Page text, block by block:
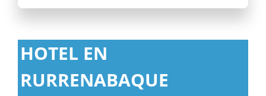
HOTEL EN
RURRENABAQUE